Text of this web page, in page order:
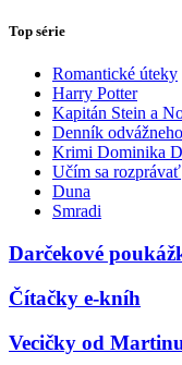
Top série
Romantické úteky
Harry Potter
Kapitán Stein a
Denník
Krimi Dominika
Učím sa rozprávať
Duna
Smradi
Darčekové
Čítačky e-kníh
Vecičky od